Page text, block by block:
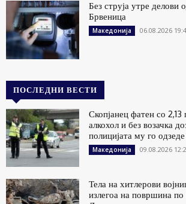
Без струја утре делови
Брвеница
Македонија 06.08.2026
ПОСЛЕДНИ ВЕСТИ
Скопјанец фатен со
алкохол и без возачка
полицијата му го
Македонија 09.08.2026
Тела на хитлерови
излегоа на површина